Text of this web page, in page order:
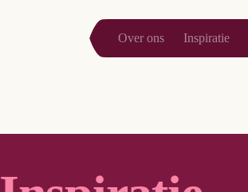
Over ons Inspiratie